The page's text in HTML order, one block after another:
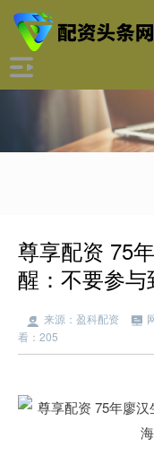
尊享配资 75
醒：不要参
来源：盈科配资
看：205